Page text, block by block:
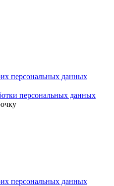
персональных данных
персональных данных
персональных данных